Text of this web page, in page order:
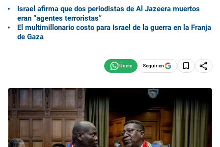
Israel afirma que dos periodistas de Al Jazeera muertos
eran “agentes terroristas”
El multimillonario costo para Israel de la guerra en la Franja
de Gaza
Seguir en